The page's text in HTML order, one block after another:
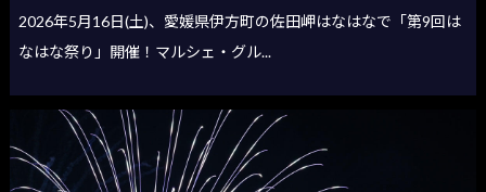
2026年5月16日(土)、愛媛県伊方町の佐田岬はなはなで「第9回は
なはな祭り」開催！マルシェ・グル...